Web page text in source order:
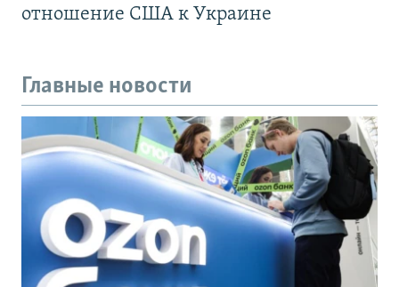
отношение США к Украине
Главные новости